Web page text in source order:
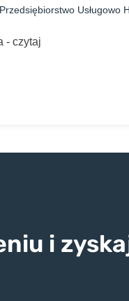
Usługowo
- czytaj
i